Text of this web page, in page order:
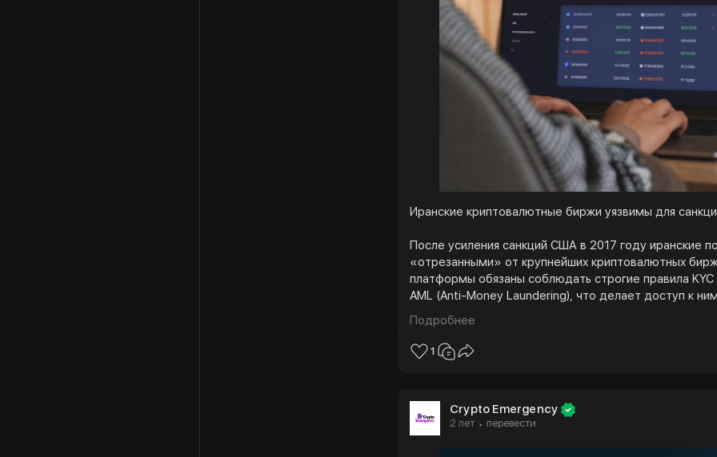
Иранские криптовалютные биржи уязвимы для
После усиления санкций США в 2017 году иранские
«отрезанными» от крупнейших криптовалютных
платформы обязаны соблюдать строгие правила
AML (Anti-Money Laundering), что делает доступ к
практически невозможным. В ответ на это местные
более 90 торговых площадок, из которых только
централизованные платформы с собственными
веб-сайтами.
криптовалюту, что составляет примерно 20 %
среди местных централизованных криптобирж
активных пользователей. Большие объемы торгов
Подробнее
1
Crypto Emergency
2 лет · перевести